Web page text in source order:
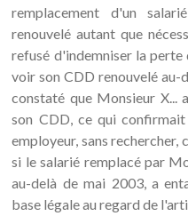
remplacement d'un
renouvelé autant que
refusé d'indemniser la perte
voir son CDD renouvelé au-
constaté que Monsieur X...
son CDD, ce qui
employeur, sans
si le salarié remplacé par
au-delà de mai 2003, a
base légale au regard de